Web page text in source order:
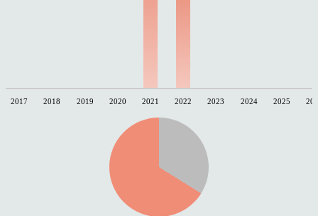
2017 2018 2019 2020 2021 2022 2023 2024 2025